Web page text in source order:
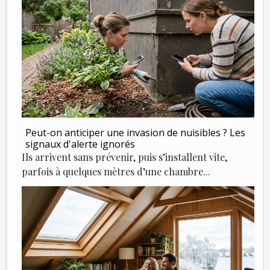
Peut-on anticiper une invasion de nuisibles ? Les
signaux d'alerte ignorés
Ils arrivent sans prévenir, puis s’installent vite,
parfois à quelques mètres d’une chambre...